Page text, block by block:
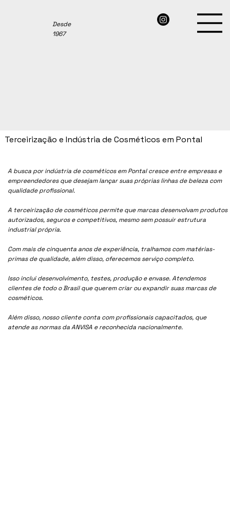
Desde
1967
A busca por indústria de cosméticos emPontalcresce entre empresas e
empreendedores que desejam lançar suas próprias linhas de beleza com
qualidade profissional.
A terceirização de cosméticos permite que marcas desenvolvam produtos
autorizados, seguros e competitivos, mesmo sem possuir estrutura
industrial própria.
Com mais de cinquenta anos de experiência, tralhamos com matérias-
primas de qualidade, além disso, oferecemos serviço completo.
Isso inclui desenvolvimento, testes, produção e envase. Atendemos
clientes de todo o Brasil que querem criar ou expandir suas marcas de
cosméticos.
Além disso, nosso cliente conta com profissionais capacitados, que
atende as normas da ANVISA e reconhecida nacionalmente.
Terceirização e Indústria de Cosméticos em Pontal